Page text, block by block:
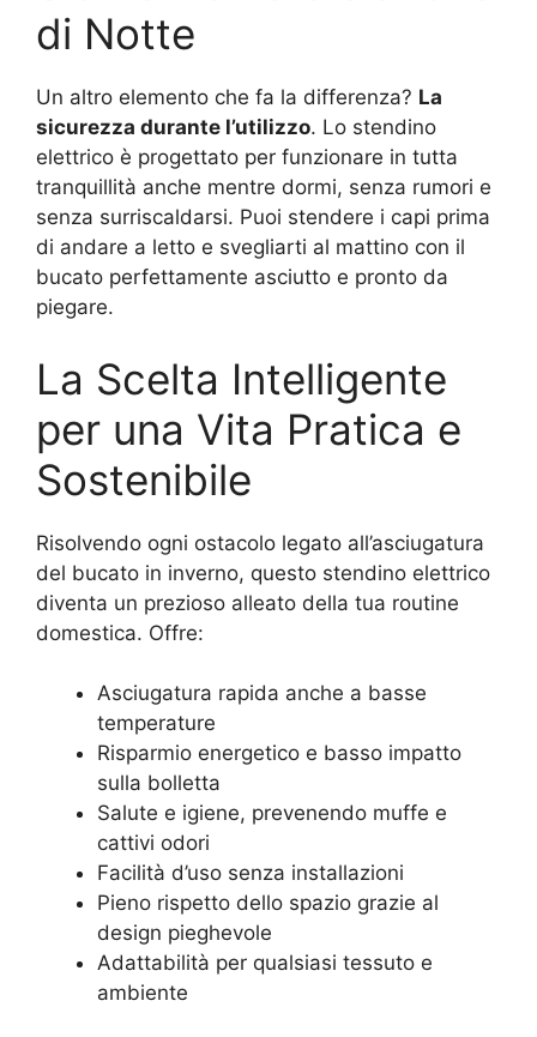
di Notte
Un altro elemento che fa la differenza? La
sicurezza durante l’utilizzo. Lo stendino
elettrico è progettato per funzionare in tutta
tranquillità anche mentre dormi, senza rumori e
senza surriscaldarsi. Puoi stendere i capi prima
di andare a letto e svegliarti al mattino con il
bucato perfettamente asciutto e pronto da
piegare.
La Scelta Intelligente
per una Vita Pratica e
Sostenibile
Risolvendo ogni ostacolo legato all’asciugatura
del bucato in inverno, questo stendino elettrico
diventa un prezioso alleato della tua routine
domestica. Offre:
Asciugatura rapida anche a basse
temperature
Risparmio energetico e basso impatto
sulla bolletta
Salute e igiene, prevenendo muffe e
cattivi odori
Facilità d’uso senza installazioni
Pieno rispetto dello spazio grazie al
design pieghevole
Adattabilità per qualsiasi tessuto e
ambiente